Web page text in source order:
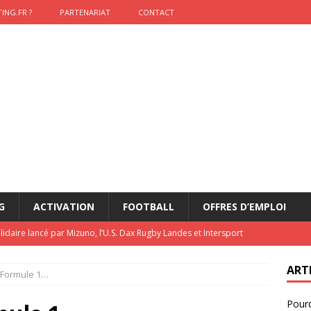
? PARTENARIAT CONTACT
ACTIVATION FOOTBALL OFFRES D’EMPLOI
lancé par Mizuno, l’U.S. Dax Rugby Landes et Intersport
: vendre une sensation plutôt qu’un chrono
: pourquoi le sponsor officiel a perdu la finale
1…